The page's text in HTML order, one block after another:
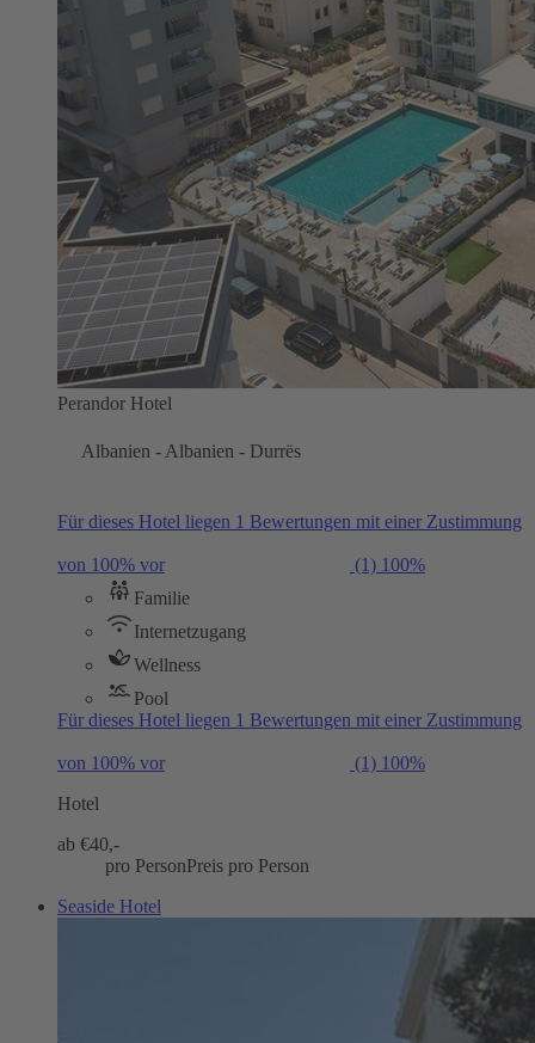
Perandor Hotel
Albanien - Albanien - Durrës
Für dieses Hotel liegen 1 Bewertungen mit einer Zustimmung
von 100% vor (1) 100%
Familie
Internetzugang
Wellness
Pool
Für dieses Hotel liegen 1 Bewertungen mit einer Zustimmung
von 100% vor (1) 100%
Hotel
ab €40,-
pro PersonPreis pro Person
Seaside Hotel